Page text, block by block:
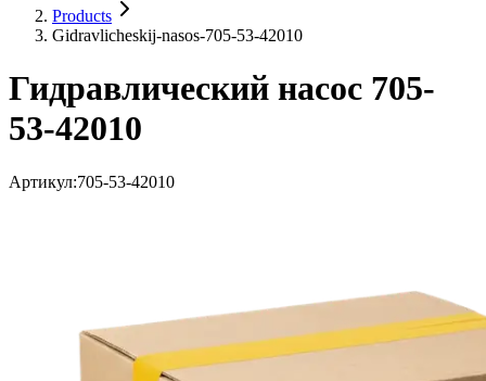
Products
Gidravlicheskij-nasos-705-53-42010
Гидравлический насос 705-
53-42010
Артикул:705-53-42010